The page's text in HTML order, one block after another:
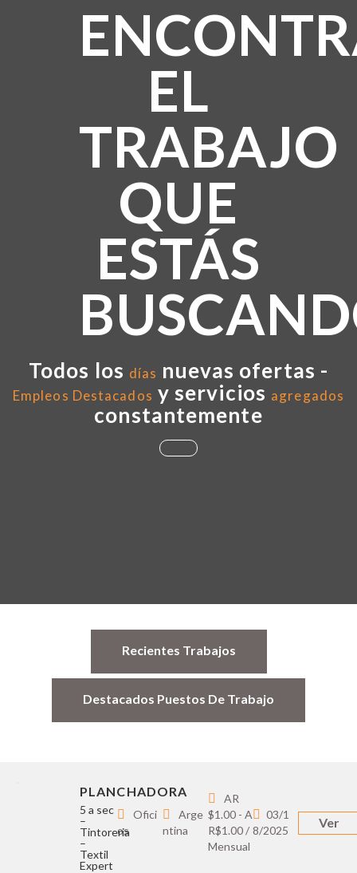
EL
TRABAJO
QUE
ESTÁS
Todos los días nuevas ofertas -
Empleos Destacados y servicios agregados
constantemente
Recientes Trabajos
Destacados Puestos De Trabajo
PLANCHADORA
5 a sec
–
Tintoreria
–
Textil
Expert
Ofici
os
Arge
ntina
AR
$1.00 - A
R$1.00 /
Mensual
03/1
8/2025
Ver